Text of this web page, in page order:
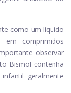
como um líquido
comprimidos
observar
Bismol contenha
geralmente